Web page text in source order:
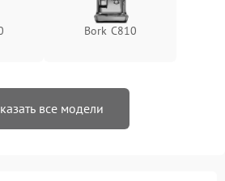
Bork C810
все модели